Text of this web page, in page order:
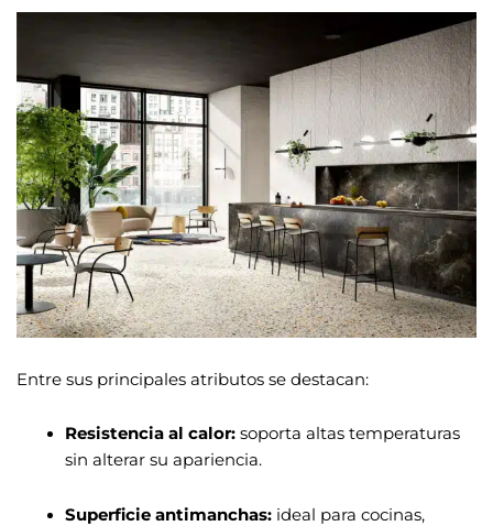
Entre sus principales atributos se destacan:
Resistencia al calor:soporta altas temperaturas
sin alterar su apariencia.
Superficie antimanchas:ideal para cocinas,